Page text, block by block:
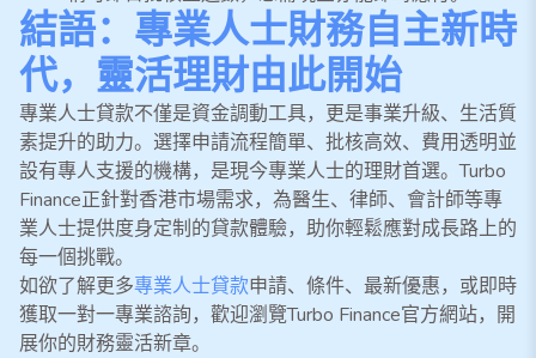
結語：專業人士財務自主新時
代，靈活理財由此開始
專業人士貸款不僅是資金調動工具，更是事業升級、生活質
素提升的助力。選擇申請流程簡單、批核高效、費用透明並
設有專人支援的機構，是現今專業人士的理財首選。Turbo
Finance正針對香港市場需求，為醫生、律師、會計師等專
業人士提供度身定制的貸款體驗，助你輕鬆應對成長路上的
每一個挑戰。
如欲了解更多專業人士貸款申請、條件、最新優惠，或即時
獲取一對一專業諮詢，歡迎瀏覽Turbo Finance官方網站，開
展你的財務靈活新章。